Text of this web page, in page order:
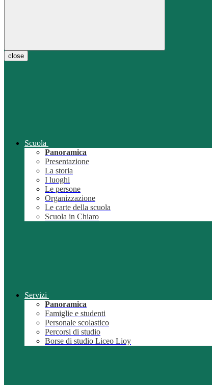
close
Scuola
Panoramica
Presentazione
La storia
I luoghi
Le persone
Organizzazione
Le carte della scuola
Scuola in Chiaro
Servizi
Panoramica
Famiglie e studenti
Personale scolastico
Percorsi di studio
Borse di studio Liceo Lioy